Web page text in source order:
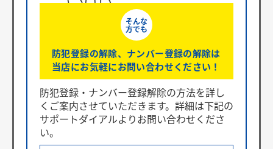
そんな
方でも
防犯登録の解除、ナンバー登録の解除は
当店にお気軽にお問い合わせください！
防犯登録・ナンバー登録解除の方法を詳し
くご案内させていただきます。詳細は下記の
サポートダイアルよりお問い合わせくださ
い。